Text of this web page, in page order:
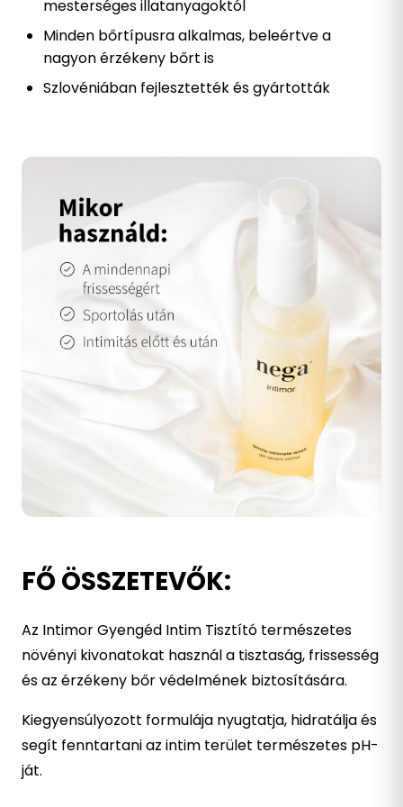
mesterséges illatanyagoktól
Minden bőrtípusra alkalmas, beleértve a
nagyon érzékeny bőrt is
Szlovéniában fejlesztették és gyártották
FŐ ÖSSZETEVŐK:
Az Intimor Gyengéd Intim Tisztító természetes
növényi kivonatokat használ a tisztaság, frissesség
és az érzékeny bőr védelmének biztosítására.
Kiegyensúlyozott formulája nyugtatja, hidratálja és
segít fenntartani az intim terület természetes pH-
ját.